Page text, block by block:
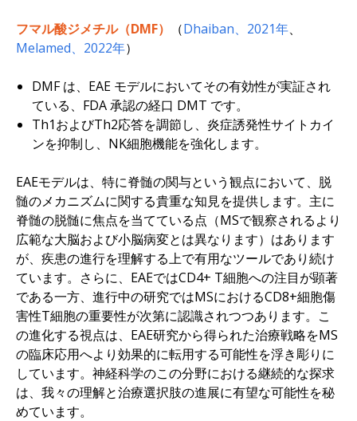
フマル酸ジメチル（DMF） （Dhaiban、2021年、
Melamed、2022年）
DMF は、EAE モデルにおいてその有効性が実証され
ている、FDA 承認の経口 DMT です。
Th1およびTh2応答を調節し、炎症誘発性サイトカイ
ンを抑制し、NK細胞機能を強化します。
EAEモデルは、特に脊髄の関与という観点において、脱
髄のメカニズムに関する貴重な知見を提供します。主に
脊髄の脱髄に焦点を当てている点（MSで観察されるより
広範な大脳および小脳病変とは異なります）はあります
が、疾患の進行を理解する上で有用なツールであり続け
ています。さらに、EAEではCD4+ T細胞への注目が顕著
である一方、進行中の研究ではMSにおけるCD8+細胞傷
害性T細胞の重要性が次第に認識されつつあります。こ
の進化する視点は、EAE研究から得られた治療戦略をMS
の臨床応用へより効果的に転用する可能性を浮き彫りに
しています。神経科学のこの分野における継続的な探求
は、我々の理解と治療選択肢の進展に有望な可能性を秘
めています。